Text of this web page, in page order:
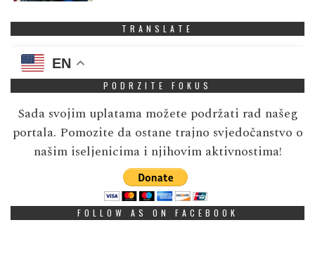
TRANSLATE
EN
PODRZITE FOKUS
Sada svojim uplatama možete podržati rad našeg
portala. Pomozite da ostane trajno svjedočanstvo o
našim iseljenicima i njihovim aktivnostima!
FOLLOW AS ON FACEBOOK